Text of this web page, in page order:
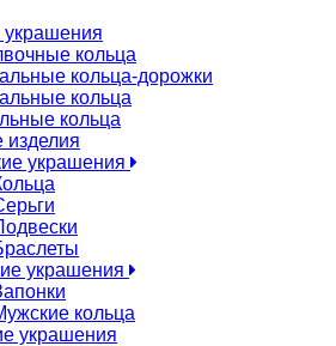
кольца
кольца-дорожки
кольца
кольца
украшения
украшения
кольца
украшения